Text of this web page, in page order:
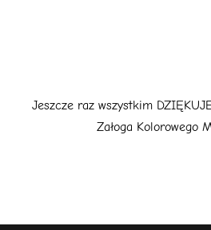
Jeszcze raz wszystkim
Załoga Kolorowego